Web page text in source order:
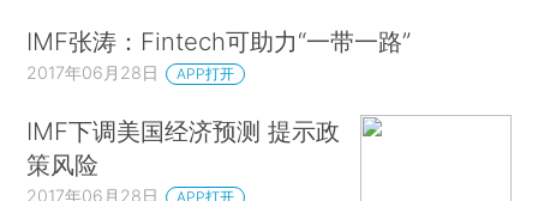
IMF张涛：Fintech可助力“一带一路”
2017年06月28日 APP打开
IMF下调美国经济预测 提示政
策风险
2017年06月28日 APP打开